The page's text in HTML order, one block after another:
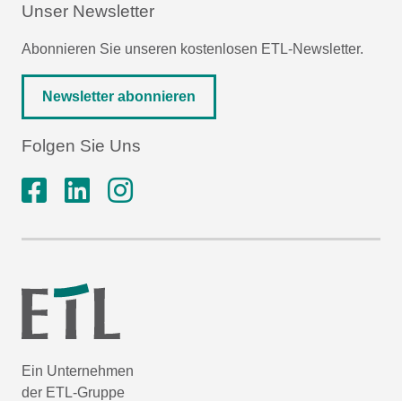
Unser Newsletter
Abonnieren Sie unseren kostenlosen ETL-Newsletter.
Newsletter abonnieren
Folgen Sie Uns
Ein Unternehmen
der ETL-Gruppe